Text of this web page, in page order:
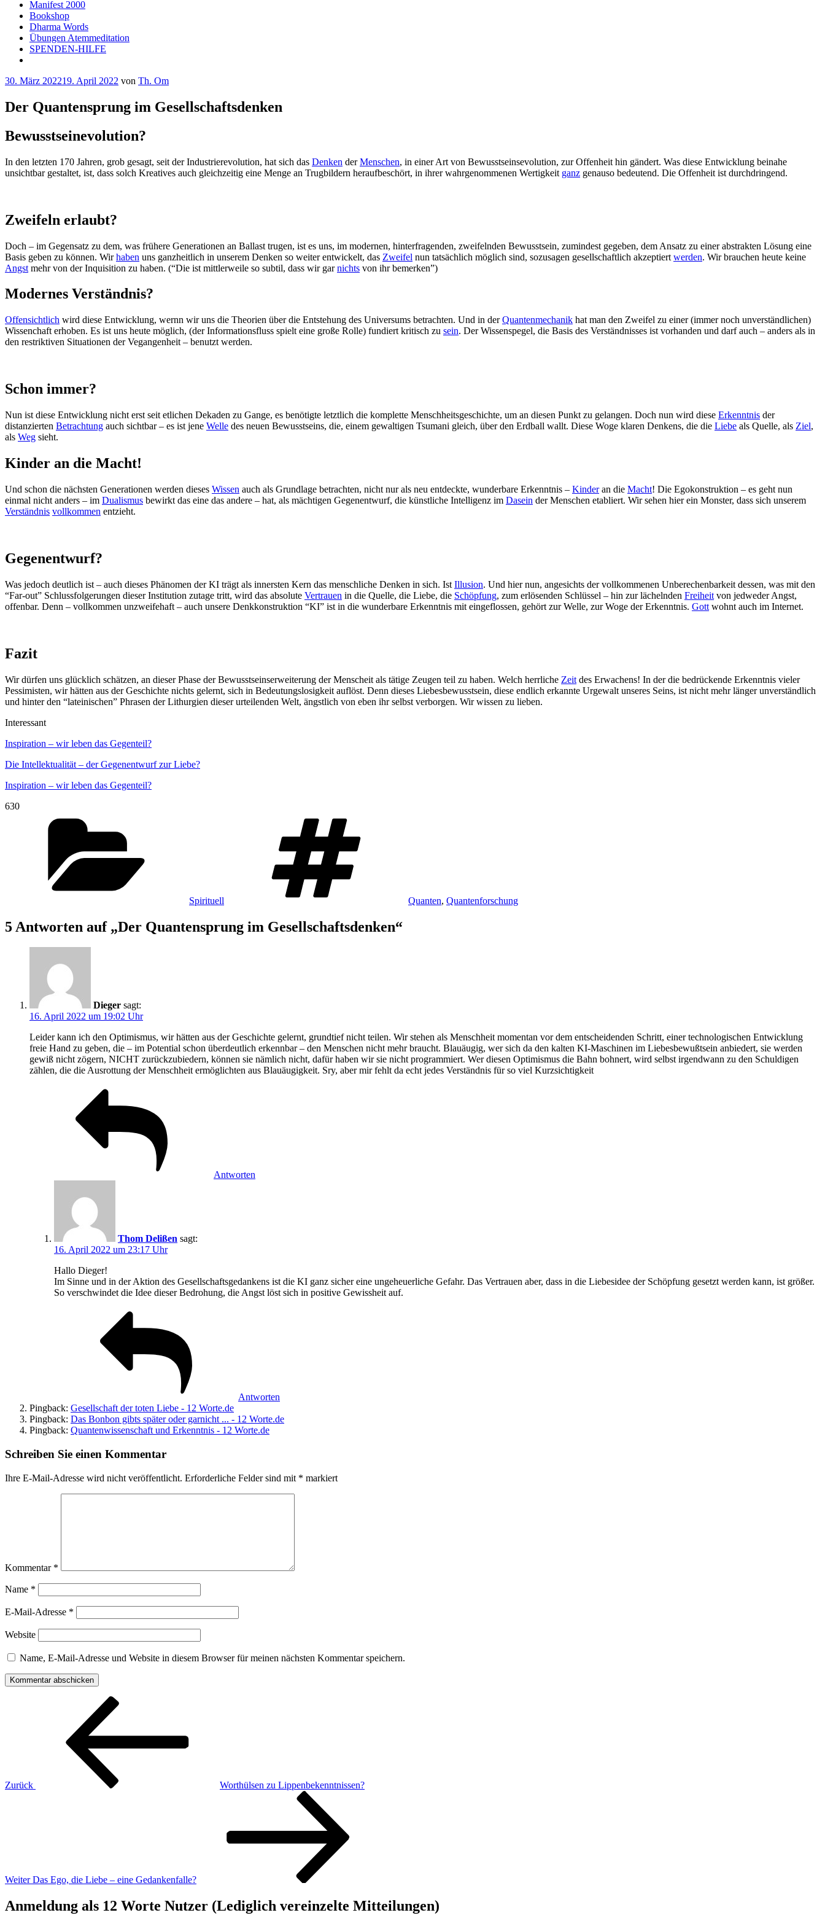
Manifest 2000
Bookshop
Dharma Words
Übungen Atemmeditation
SPENDEN-HILFE
Veröffentlicht
30. März 202219. April 2022 von Th. Om
Der Quantensprung im Gesellschaftsdenken
Bewusstseinevolution?
In den letzten 170 Jahren, grob gesagt, seit der Industrierevolution, hat sich das Denken derMenschen, in einer Art von Bewusstseinsevolution, zur Offenheit hin gändert. Was diese Entwicklung beinahe
unsichtbar gestaltet, ist, dass solch Kreatives auch gleichzeitig eine Menge an Trugbildern heraufbeschört, in ihrer wahrgenommenen Wertigkeit ganz genauso bedeutend. Die Offenheit ist durchdringend.
Zweifeln erlaubt?
Doch – im Gegensatz zu dem, was frühere Generationen an Ballast trugen, ist es uns, im modernen, hinterfragenden, zweifelnden Bewusstsein, zumindest gegeben, dem Ansatz zu einer abstrakten Lösung eine
Basis geben zu können. Wirhaben uns ganzheitlich in unserem Denken so weiter entwickelt, das Zweifel nun tatsächlich möglich sind, sozusagen gesellschaftlich akzeptiert werden. Wir brauchen heute keine
Angst mehr von der Inquisition zu haben. (“Die ist mittlerweile so subtil, dass wir garnichts von ihr bemerken”)
Modernes Verständnis?
Offensichtlich wird diese Entwicklung, wernn wir uns die Theorien über die Entstehung des Universums betrachten. Und in derQuantenmechanik hat man den Zweifel zu einer (immer noch unverständlichen)
Wissenchaft erhoben. Es ist uns heute möglich, (der Informationsfluss spielt eine große Rolle) fundiert kritisch zu sein. Der Wissenspegel, die Basis des Verständnisses ist vorhanden und darf auch – anders als in
den restriktiven Situationen der Vegangenheit – benutzt werden.
Schon immer?
Nun ist diese Entwicklung nicht erst seit etlichen Dekaden zu Gange, es benötigte letztlich die komplette Menschheitsgeschichte, um an diesen Punkt zu gelangen. Doch nun wird diese Erkenntnis der
distanzierten Betrachtung auch sichtbar – es ist jene Welle des neuen Bewusstseins, die, einem gewaltigen Tsumani gleich, über den Erdball wallt. Diese Woge klaren Denkens, die die Liebe als Quelle, als Ziel,
als Weg sieht.
Kinder an die Macht!
Und schon die nächsten Generationen werden dieses Wissen auch als Grundlage betrachten, nicht nur als neu entdeckte, wunderbare Erkenntnis – Kinderan die Macht! Die Egokonstruktion – es geht nun
einmal nicht anders – im Dualismus bewirkt das eine das andere – hat, als mächtigen Gegenentwurf, die künstliche Intelligenz im Dasein der Menschen etabliert. Wir sehen hier ein Monster, dass sich unserem
Verständnis vollkommen entzieht.
Gegenentwurf?
Was jedoch deutlich ist – auch dieses Phänomen der KI trägt als innersten Kern das menschliche Denken in sich. Ist Illusion. Und hier nun, angesichts der vollkommenen Unberechenbarkeit dessen, was mit den
“Far-out” Schlussfolgerungen dieser Institution zutage tritt, wird das absolute Vertrauen in die Quelle, die Liebe, die Schöpfung, zum erlösenden Schlüssel – hin zur lächelnden Freiheit von jedweder Angst,
offenbar. Denn – vollkommen unzweifehaft – auch unsere Denkkonstruktion “KI” ist in die wunderbare Erkenntnis mit eingeflossen, gehört zur Welle, zur Woge der Erkenntnis. Gott wohnt auch im Internet.
Fazit
Wir dürfen uns glücklich schätzen, an dieser Phase der Bewusstseinserweiterung der Menscheit als tätige Zeugen teil zu haben. Welch herrliche Zeit des Erwachens! In der die bedrückende Erkenntnis vieler
Pessimisten, wir hätten aus der Geschichte nichts gelernt, sich in Bedeutungslosigkeit auflöst. Denn dieses Liebesbewusstsein, diese endlich erkannte Urgewalt unseres Seins, ist nicht mehr länger unverständlich
und hinter den “lateinischen” Phrasen der Lithurgien dieser urteilenden Welt, ängstlich von eben ihr selbst verborgen. Wir wissen zu lieben.
Interessant
Inspiration – wir leben das Gegenteil?
Die Intellektualität – der Gegenentwurf zur Liebe?
Inspiration – wir leben das Gegenteil?
630
Spirituell Quanten, Quantenforschung
5 Antworten auf „Der Quantensprung im Gesellschaftsdenken“
Dieger sagt:
16. April 2022 um 19:02 Uhr
Leider kann ich den Optimismus, wir hätten aus der Geschichte gelernt, grundtief nicht teilen. Wir stehen als Menschheit momentan vor dem entscheidenden Schritt, einer technologischen Entwicklung
freie Hand zu geben, die – im Potential schon überdeutlich erkennbar – den Menschen nicht mehr braucht. Blauäugig, wer sich da den kalten KI-Maschinen im Liebesbewußtsein anbiedert, sie werden
gewiß nicht zögern, NICHT zurückzubiedern, können sie nämlich nicht, dafür haben wir sie nicht programmiert. Wer diesen Optimismus die Bahn bohnert, wird selbst irgendwann zu den Schuldigen
zählen, die die Ausrottung der Menschheit ermöglichten aus Blauäugigkeit. Sry, aber mir fehlt da echt jedes Verständnis für so viel Kurzsichtigkeit
Antworten
Thom Delißen sagt:
16. April 2022 um 23:17 Uhr
Hallo Dieger!
Im Sinne und in der Aktion des Gesellschaftsgedankens ist die KI ganz sicher eine ungeheuerliche Gefahr. Das Vertrauen aber, dass in die Liebesidee der Schöpfung gesetzt werden kann, ist größer.
So verschwindet die Idee dieser Bedrohung, die Angst löst sich in positive Gewissheit auf.
Antworten
Pingback: Gesellschaft der toten Liebe - 12 Worte.de
Pingback: Das Bonbon gibts später oder garnicht ... - 12 Worte.de
Pingback: Quantenwissenschaft und Erkenntnis - 12 Worte.de
Schreiben Sie einen Kommentar
Ihre E-Mail-Adresse wird nicht veröffentlicht. Erforderliche Felder sind mit * markiert
Kommentar *
Name *
E-Mail-Adresse *
Website
Name, E-Mail-Adresse und Website in diesem Browser für meinen nächsten Kommentar speichern.
Beitragsnavigation
Zurück
Worthülsen zu Lippenbekenntnissen?
Weiter Das Ego, die Liebe – eine Gedankenfalle?
Anmeldung als 12 Worte Nutzer (Lediglich vereinzelte Mitteilungen)